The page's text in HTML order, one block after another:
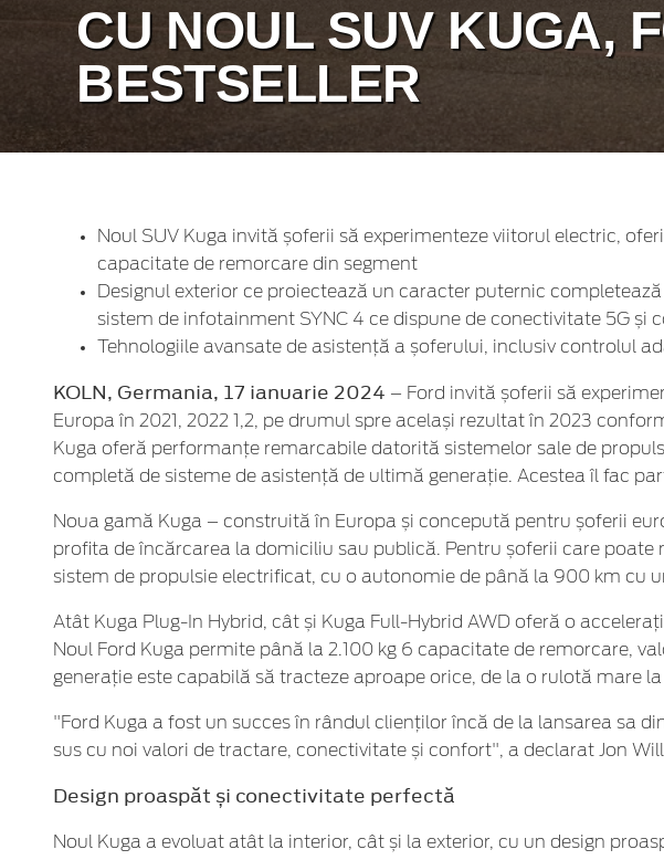
CU NOUL SUV KUGA,
BESTSELLER
Noul SUV Kuga invită șoferii să experimenteze viitorul electric,
capacitate de remorcare din segment
Designul exterior ce proiectează un caracter puternic
sistem de infotainment SYNC 4 ce dispune de conectivitate 5G și
Tehnologiile avansate de asistență a șoferului, inclusiv controlul
KOLN, Germania, 17 ianuarie 2024 – Ford invită șoferii să
Europa în 2021, 2022 1,2, pe drumul spre același rezultat în 2023
Kuga oferă performanțe remarcabile datorită sistemelor sale de
completă de sisteme de asistență de ultimă generație. Acestea îl fac
Noua gamă Kuga – construită în Europa și concepută pentru șoferii
profita de încărcarea la domiciliu sau publică. Pentru șoferii care
sistem de propulsie electrificat, cu o autonomie de până la 900 km cu
Atât Kuga Plug-In Hybrid, cât și Kuga Full-Hybrid AWD oferă o
Noul Ford Kuga permite până la 2.100 kg 6 capacitate de remorcare,
generație este capabilă să tracteze aproape orice, de la o rulotă mare
"Ford Kuga a fost un succes în rândul clienților încă de la lansarea sa
sus cu noi valori de tractare, conectivitate și confort", a declarat Jon
Design proaspăt și conectivitate perfectă
Noul Kuga a evoluat atât la interior, cât și la exterior, cu un design